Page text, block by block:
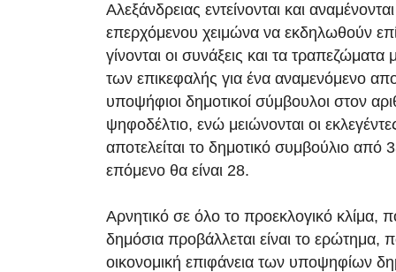
Αλεξάνδρειας εντείνονται και
επερχόμενου χειμώνα να εκδηλωθούν
γίνονται οι συνάξεις και τα
των επικεφαλής για ένα αναμενόμενο
υποψήφιοι δημοτικοί σύμβουλοι στον
ψηφοδέλτιο, ενώ μειώνονται οι
αποτελείται το δημοτικό συμβούλιο από
επόμενο θα είναι 28.
Αρνητικό σε όλο το προεκλογικό κλίμα,
δημόσια προβάλλεται είναι το ερώτημα,
οικονομική επιφάνεια των υποψηφίων